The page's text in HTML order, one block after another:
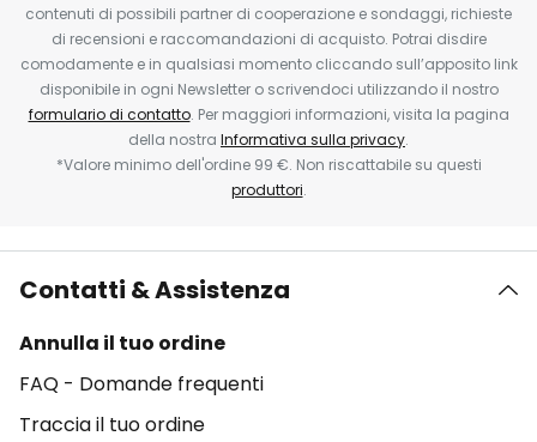
contenuti di possibili partner di cooperazione e sondaggi, richieste
di recensioni e raccomandazioni di acquisto. Potrai disdire
comodamente e in qualsiasi momento cliccando sull’apposito link
disponibile in ogni Newsletter o scrivendoci utilizzando il nostro
formulario di contatto. Per maggiori informazioni, visita la pagina
della nostra Informativa sulla privacy.
*Valore minimo dell'ordine 99 €. Non riscattabile su questi
produttori.
Contatti & Assistenza
Annulla il tuo ordine
FAQ - Domande frequenti
Traccia il tuo ordine